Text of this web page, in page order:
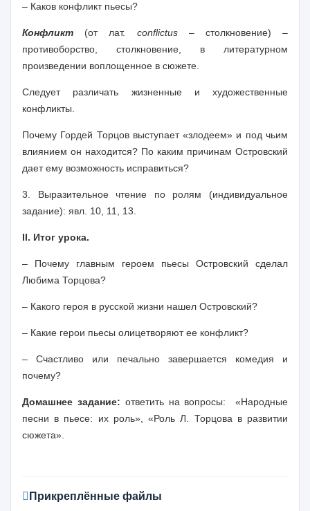
– Каков конфликт пьесы?
Конфликт (от лат. conflictus– столкновение) –
противоборство, столкновение, в литературном
произведении воплощенное в сюжете.
Следует различать жизненные и художественные
конфликты.
Почему Гордей Торцов выступает «злодеем» и под чьим
влиянием он находится? По каким причинам Островский
дает ему возможность исправиться?
3. Выразительное чтение по ролям (индивидуальное
задание): явл. 10, 11, 13.
II. Итог урока.
– Почему главным героем пьесы Островский сделал
Любима Торцова?
– Какого героя в русской жизни нашел Островский?
– Какие герои пьесы олицетворяют ее конфликт?
– Счастливо или печально завершается комедия и
почему?
Домашнее задание: ответить на вопросы: «Народные
песни в пьесе: их роль», «Роль Л. Торцова в развитии
сюжета».
Прикреплённые файлы